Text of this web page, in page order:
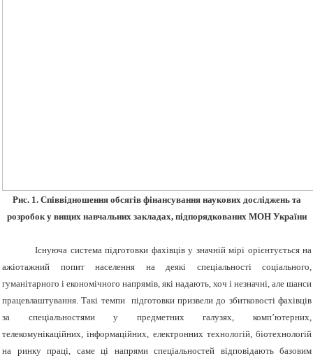
Рис. 1. Співвідношення обсягів фінансування наукових досліджень та
розробок у вищих навчальних закладах, підпорядкованих МОН України
Існуюча система підготовки фахівців у значній мірі орієнтується на
ажіотажний попит населення на деякі спеціальності соціального,
гуманітарного і економічного напрямів, які надають, хоч і незначні, але шанси
працевлаштування. Такі темпи підготовки призвели до збитковості фахівців
за спеціальностями у предметних галузях, комп’ютерних,
телекомунікаційних, інформаційних, електронних технологій, біотехнологій
на ринку праці, саме ці напрями спеціальностей відповідають базовим